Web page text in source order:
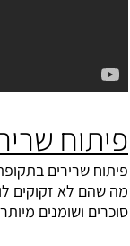
פיתוח
פיתוח שרירים
מה שהם לא זקוקים
סוכרים ושומנים